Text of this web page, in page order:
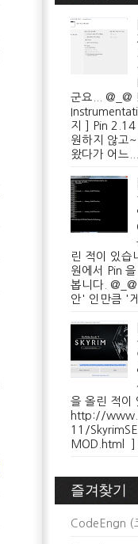
군요...
지 ] Pin 2.14
원하지 않고
왔다가 어느...
린 적이 있습
원에서 Pin
봅니다.
안' 인만큼 '
을 올린 적이
http://
11/
MOD.html ]
즐겨찾기
CodeEngn (